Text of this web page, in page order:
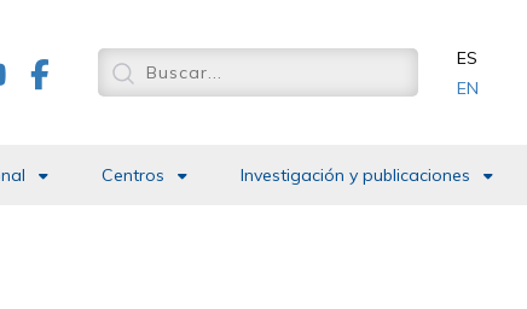
ES
EN
Centros Investigación y publicaciones